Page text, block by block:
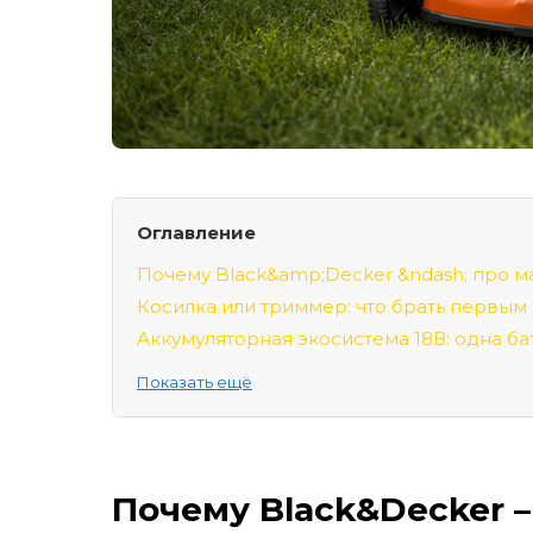
Оглавление
Почему Black&amp;Decker &ndash; про
Косилка или триммер: что брать первым
Аккумуляторная экосистема 18В: одна
Аккумуляторная газонокосилка
Сравнительная таблица: что подойдёт
Показать ещё
Почему Black&Decker